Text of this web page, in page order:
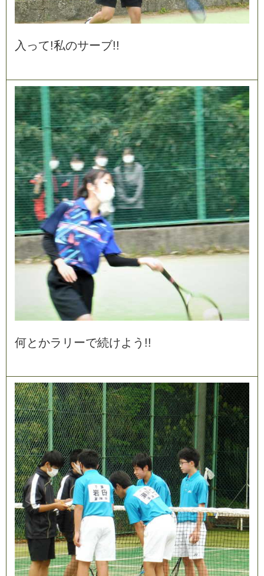
入 って!私のサーブ!!
何と かラ リ ーで続けよ う !!